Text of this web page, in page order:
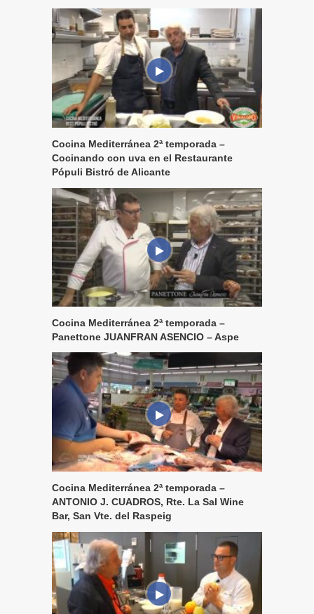
Cocina Mediterránea 2ª temporada –
Cocinando con uva en el Restaurante
Pópuli Bistró de Alicante
Cocina Mediterránea 2ª temporada –
Panettone JUANFRAN ASENCIO – Aspe
Cocina Mediterránea 2ª temporada –
ANTONIO J. CUADROS, Rte. La Sal Wine
Bar, San Vte. del Raspeig